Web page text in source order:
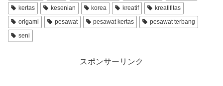
kertas
kesenian korea kreatif
kreatifitas
origami
pesawat pesawat kertas
pesawat terbang
seni
スポンサーリンク